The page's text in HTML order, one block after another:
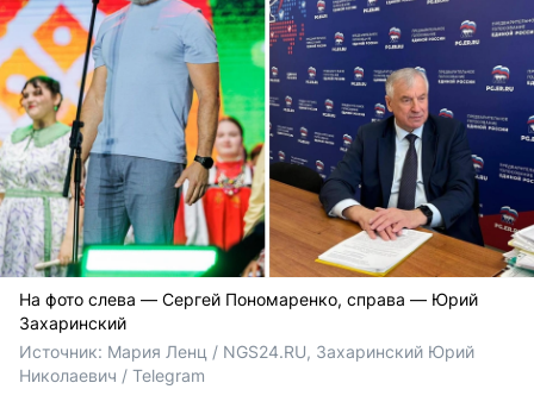
На фото слева — Сергей Пономаренко, справа — Юрий
Захаринский
Источник: Мария Ленц / NGS24.RU, Захаринский Юрий
Николаевич / Telegram